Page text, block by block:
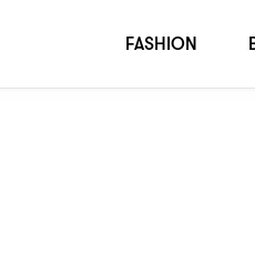
FASHION